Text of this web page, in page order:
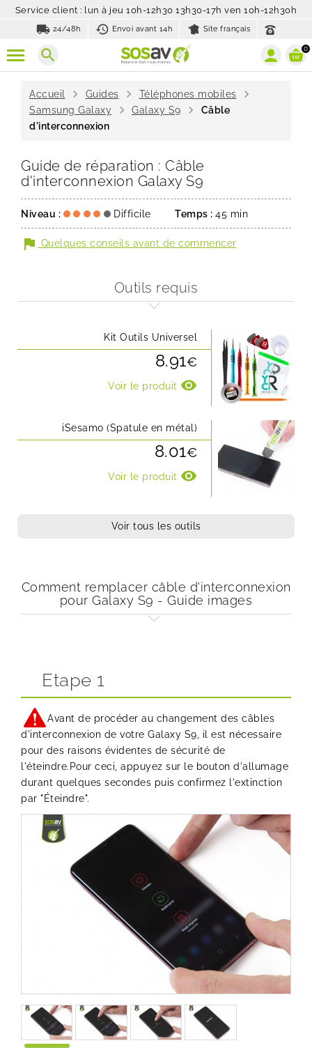
Service client : lun à jeu 10h-12h30 13h30-17h ven 10h-12h30h
local_shipping 24/48h history_toggle_off
Envoi avant 14h Site français
search 0
Accueil chevron_right Guides chevron_right Téléphones mobiles chevron_right
Samsung Galaxy chevron_right Galaxy S9 chevron_right
Câble
d'interconnexion
Guide de réparation : Câble
d'interconnexion Galaxy S9
Niveau : Difficile Temps : 45 min
flag Quelques conseils avant de commencer
Outils requis
Kit Outils Universel
8.91€
Voir le produit visibility
iSesamo (Spatule en métal)
8.01€
Voir le produit visibility
Voir tous les outils
Comment remplacer câble d'interconnexion
pour Galaxy S9 - Guide images
Etape 1
Avant de procéder au changement des câbles
d'interconnexion de votre Galaxy S9, il est nécessaire
pour des raisons évidentes de sécurité de
l'éteindre.Pour ceci, appuyez sur le bouton d'allumage
durant quelques secondes puis confirmez l'extinction
par "Éteindre".